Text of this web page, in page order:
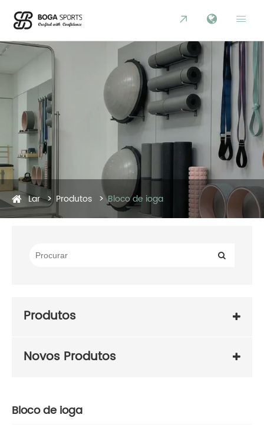
 
Lar Produtos Bloco de ioga
Produtos
Novos Produtos
Bloco de ioga